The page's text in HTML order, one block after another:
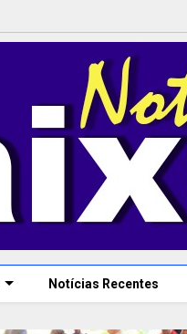
Notícias Recentes